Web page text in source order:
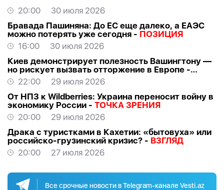
20:00
30 июля 2026
Бравада Пашиняна: До ЕС еще далеко, а ЕАЭС
можно потерять уже сегодня - ПОЗИЦИЯ
16:00
30 июля 2026
Киев демонстрирует полезность Вашингтону —
но рискует вызвать отторжение в Европе -
ВЗГЛЯД
22:00
29 июля 2026
От НПЗ к Wildberries: Украина переносит войну в
экономику России - ТОЧКА ЗРЕНИЯ
20:00
29 июля 2026
Драка с туристками в Кахетии: «бытовуха» или
российско-грузинский кризис? - ВЗГЛЯД
20:00
27 июля 2026
Все срочные новости в Telegram-канале Vesti.az